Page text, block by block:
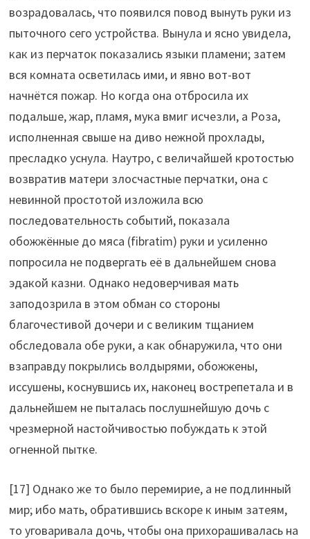
возрадовалась, что появился повод вынуть руки из
пыточного сего устройства. Вынула и ясно увидела,
как из перчаток показались языки пламени; затем
вся комната осветилась ими, и явно вот-вот
начнётся пожар. Но когда она отбросила их
подальше, жар, пламя, мука вмиг исчезли, а Роза,
исполненная свыше на диво нежной прохлады,
пресладко уснула. Наутро, с величайшей кротостью
возвратив матери злосчастные перчатки, она с
невинной простотой изложила всю
последовательность событий, показала
обожжённые до мяса (fibratim) руки и усиленно
попросила не подвергать её в дальнейшем снова
эдакой казни. Однако недоверчивая мать
заподозрила в этом обман со стороны
благочестивой дочери и с великим тщанием
обследовала обе руки, а как обнаружила, что они
взаправду покрылись волдырями, обожжены,
иссушены, коснувшись их, наконец вострепетала и в
дальнейшем не пыталась послушнейшую дочь с
чрезмерной настойчивостью побуждать к этой
огненной пытке.
[17] Однако же то было перемирие, а не подлинный
мир; ибо мать, обратившись вскоре к иным затеям,
то уговаривала дочь, чтобы она прихорашивалась на